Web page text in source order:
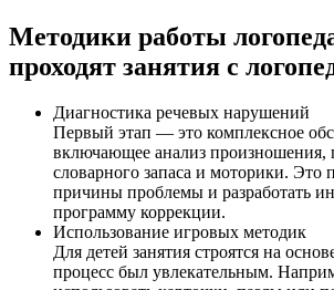
Методики работы
проходят занятия с
Диагностика речевых нарушений
Первый этап — это комплексное
включающее анализ произношения,
словарного запаса и моторики. Это
причины проблемы и разработать
программу коррекции.
Использование игровых методик
Для детей занятия строятся на
процесс был увлекательным.